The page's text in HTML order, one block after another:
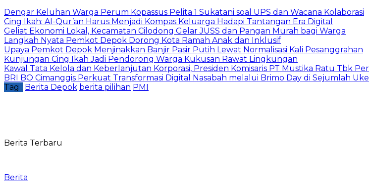
Dengar Keluhan Warga Perum Kopassus Pelita 1 Sukatani soal UPS dan Wacana Kolaborasi
Cing Ikah: Al-Qur’an Harus Menjadi Kompas Keluarga Hadapi Tantangan Era Digital
Geliat Ekonomi Lokal, Kecamatan Cilodong Gelar JUSS dan Pangan Murah bagi Warga
Langkah Nyata Pemkot Depok Dorong Kota Ramah Anak dan Inklusif
Upaya Pemkot Depok Menjinakkan Banjir Pasir Putih Lewat Normalisasi Kali Pesanggrahan
Kunjungan Cing Ikah Jadi Pendorong Warga Kukusan Rawat Lingkungan
Kawal Tata Kelola dan Keberlanjutan Korporasi, Presiden Komisaris PT Mustika Ratu Tbk
BRI BO Cimanggis Perkuat Transformasi Digital Nasabah melalui Brimo Day di Sejumlah
Tag : Berita Depok berita pilihan PMI
Berita Terbaru
Berita